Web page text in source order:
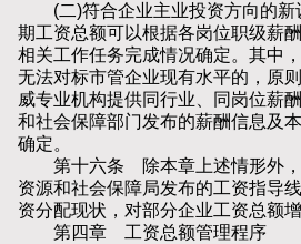
(二)符合企业主业投资方向的新
期工资总额可以根据各岗位职级薪
相关工作任务完成情况确定。其中
无法对标市管企业现有水平的，原
威专业机构提供同行业、同岗位薪
和社会保障部门发布的薪酬信息及
确定。
第十六条 除本章上述情形外，
资源和社会保障局发布的工资指导
资分配现状，对部分企业工资总额
第四章 工资总额管理程序